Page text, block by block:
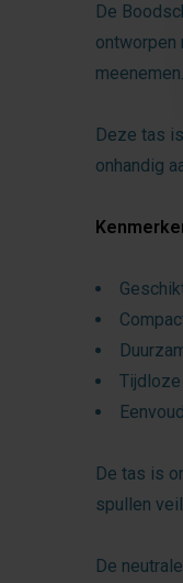
De
ontworpen
meenemen.
Deze tas
onhandig
De tas is
spullen
De